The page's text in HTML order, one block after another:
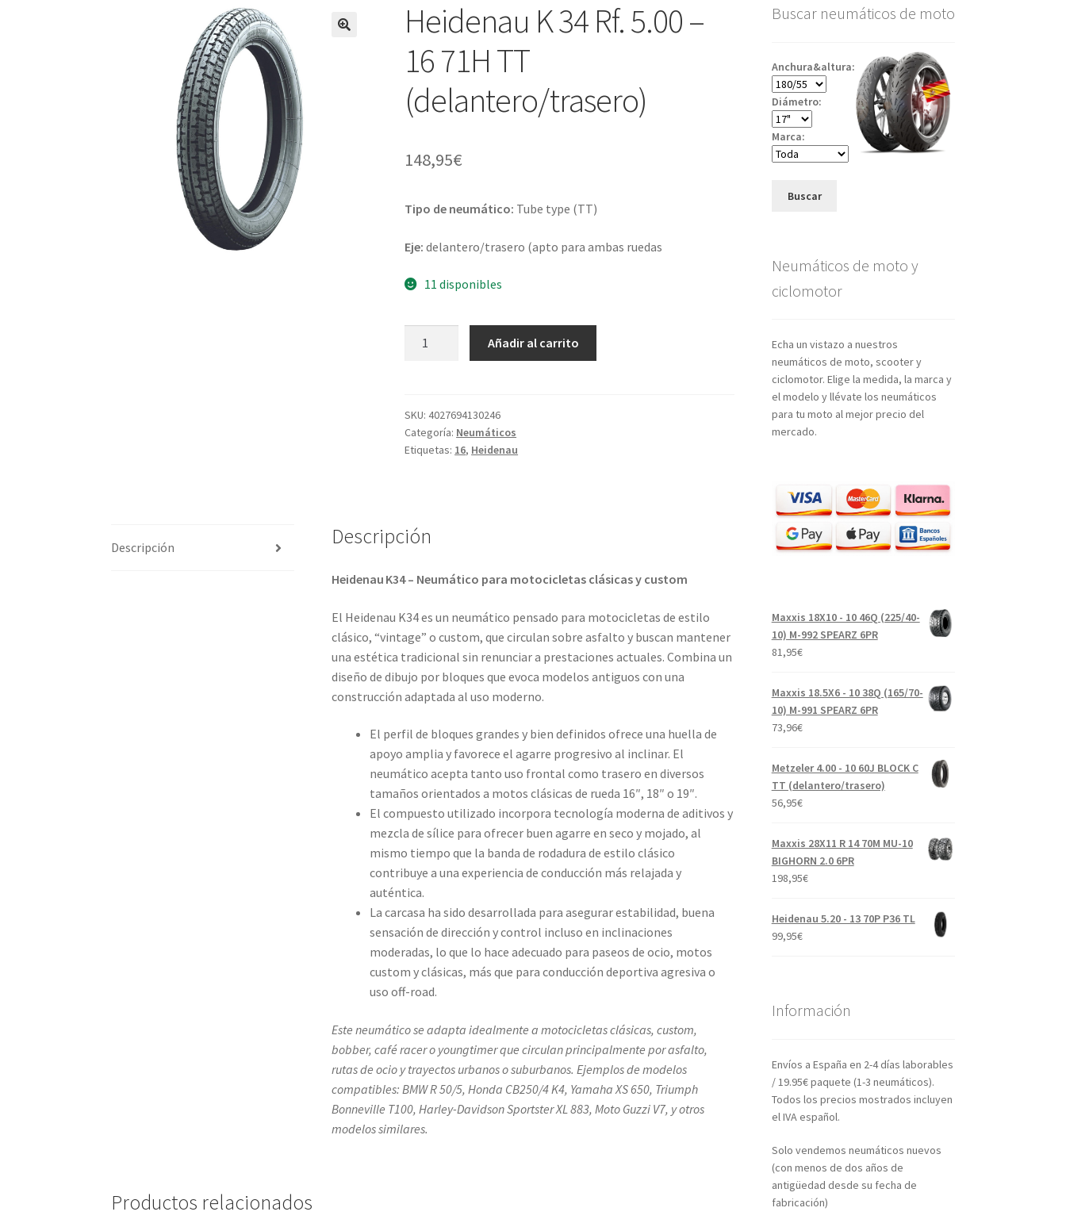
Heidenau K 34 Rf. 5.00 –
16 71H TT
(delantero/trasero)
148,95€
Tipo de neumático: Tube type (TT)
Eje:delantero/trasero (apto para ambas ruedas
11 disponibles
5.00
-
16
cantidad
Añadir al carrito
SKU:4027694130246
Categoría: Neumáticos
Etiquetas: 16, Heidenau
Descripción Descripción
Heidenau K34 – Neumático para motocicletas clásicas y custom
El Heidenau K34 es un neumático pensado para motocicletas de estilo
clásico, “vintage” o custom, que circulan sobre asfalto y buscan mantener
una estética tradicional sin renunciar a prestaciones actuales. Combina un
diseño de dibujo por bloques que evoca modelos antiguos con una
construcción adaptada al uso moderno.
El perfil de bloques grandes y bien definidos ofrece una huella de
apoyo amplia y favorece el agarre progresivo al inclinar. El
neumático acepta tanto uso frontal como trasero en diversos
tamaños orientados a motos clásicas de rueda 16″, 18″ o 19″.
El compuesto utilizado incorpora tecnología moderna de aditivos y
mezcla de sílice para ofrecer buen agarre en seco y mojado, al
mismo tiempo que la banda de rodadura de estilo clásico
contribuye a una experiencia de conducción más relajada y
auténtica.
La carcasa ha sido desarrollada para asegurar estabilidad, buena
sensación de dirección y control incluso en inclinaciones
moderadas, lo que lo hace adecuado para paseos de ocio, motos
custom y clásicas, más que para conducción deportiva agresiva o
uso off-road.
Este neumático se adapta idealmente a motocicletas clásicas, custom,
bobber, café racer o youngtimer que circulan principalmente por asfalto,
rutas de ocio y trayectos urbanos o suburbanos. Ejemplos de modelos
compatibles: BMW R 50/5, Honda CB250/4 K4, Yamaha XS 650, Triumph
Bonneville T100, Harley-Davidson Sportster XL 883, Moto Guzzi V7, y otros
modelos similares.
Productos relacionados
Buscar neumáticos de moto
Anchura&altura:
Diámetro:
Marca:
Buscar
Neumáticos de moto y
ciclomotor
Echa un vistazo a nuestros
neumáticos de moto, scooter y
ciclomotor. Elige la medida, la marca y
el modelo y llévate los neumáticos
para tu moto al mejor precio del
mercado.
Maxxis 18X10 - 10 46Q (225/40-
10) M-992 SPEARZ 6PR
81,95€
Maxxis 18.5X6 - 10 38Q (165/70-
10) M-991 SPEARZ 6PR
73,96€
Metzeler 4.00 - 10 60J BLOCK C
TT (delantero/trasero)
56,95€
Maxxis 28X11 R 14 70M MU-10
BIGHORN 2.0 6PR
198,95€
Heidenau 5.20 - 13 70P P36 TL
99,95€
Información
Envíos a España en 2-4 días laborables
/ 19.95€ paquete (1-3 neumáticos).
Todos los precios mostrados incluyen
el IVA español.
Solo vendemos neumáticos nuevos
(con menos de dos años de
antigüedad desde su fecha de
fabricación)